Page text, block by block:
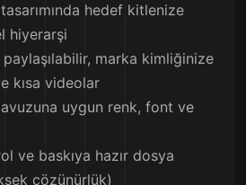
hedef kitlenize
hiyerarşi
marka kimliğinize
kısa videolar
uygun renk, font ve
ve baskıya hazır dosya
çözünürlük)